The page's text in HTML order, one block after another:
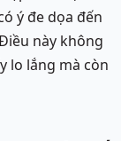
ý đe dọa đến
này không
lo lắng mà còn